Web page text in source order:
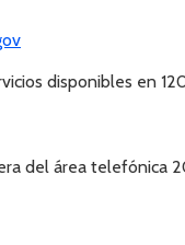
disponibles en
del área telefónica